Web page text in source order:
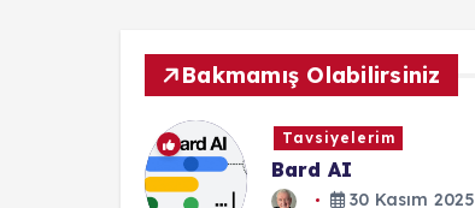
Bakmamış Olabilirsiniz
Tavsiyelerim
Bard AI
30 Kasım 2025